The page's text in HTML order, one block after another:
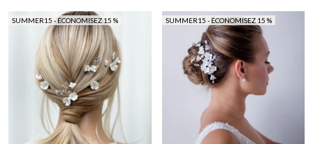
SUMMER15 - ÉCONOMISEZ 15 % SUMMER15 - ÉCONOMISEZ 15 %